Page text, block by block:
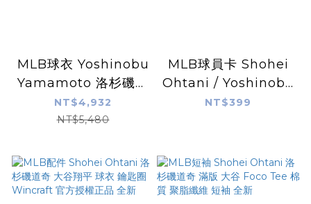
MLB球衣 Yoshinobu
Yamamoto 洛杉磯道
奇白 山本由伸 Nike
Limited Player
版 熱轉印 全新
NT$4,932
NT$5,480
MLB球員卡 Shohei
Ohtani / Yoshinobu
Yamamoto / Roki
Card 7 - LOOK FOR
TRIPLE AUTO - PR:
99,226
NT$399